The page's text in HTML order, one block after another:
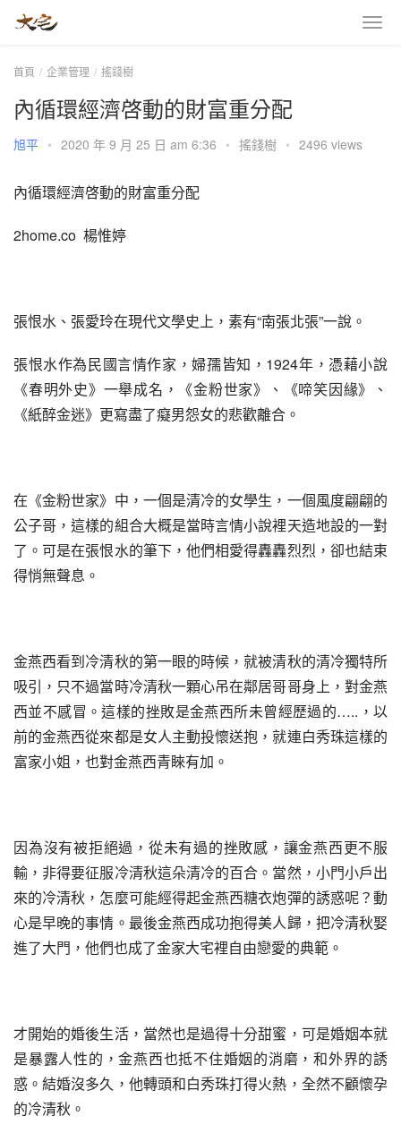
首頁 企業管理 搖錢樹
內循環經濟啓動的財富重分配
旭平 • 2020 年 9 月 25 日 am 6:36 • 搖錢樹 • 2496 views
內循環經濟啓動的財富重分配
2home.co  楊惟婷
張恨水、張愛玲在現代文學史上，素有“南張北張”一說。
張恨水作為民國言情作家，婦孺皆知，1924年，憑藉小說
《春明外史》一舉成名，《金粉世家》、《啼笑因緣》、
《紙醉金迷》更寫盡了癡男怨女的悲歡離合。
在《金粉世家》中，一個是清冷的女學生，一個風度翩翩的
公子哥，這樣的組合大概是當時言情小說裡天造地設的一對
了。可是在張恨水的筆下，他們相愛得轟轟烈烈，卻也結束
得悄無聲息。
金燕西看到冷清秋的第一眼的時候，就被清秋的清冷獨特所
吸引，只不過當時冷清秋一顆心吊在鄰居哥哥身上，對金燕
西並不感冒。這樣的挫敗是金燕西所未曾經歷過的…..，以
前的金燕西從來都是女人主動投懷送抱，就連白秀珠這樣的
富家小姐，也對金燕西青睞有加。
因為沒有被拒絕過，從未有過的挫敗感，讓金燕西更不服
輸，非得要征服冷清秋這朵清冷的百合。當然，小門小戶出
來的冷清秋，怎麼可能經得起金燕西糖衣炮彈的誘惑呢？動
心是早晚的事情。最後金燕西成功抱得美人歸，把冷清秋娶
進了大門，他們也成了金家大宅裡自由戀愛的典範。
才開始的婚後生活，當然也是過得十分甜蜜，可是婚姻本就
是暴露人性的，金燕西也抵不住婚姻的消磨，和外界的誘
惑。結婚沒多久，他轉頭和白秀珠打得火熱，全然不顧懷孕
的冷清秋。